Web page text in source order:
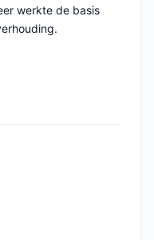
werkte de basis